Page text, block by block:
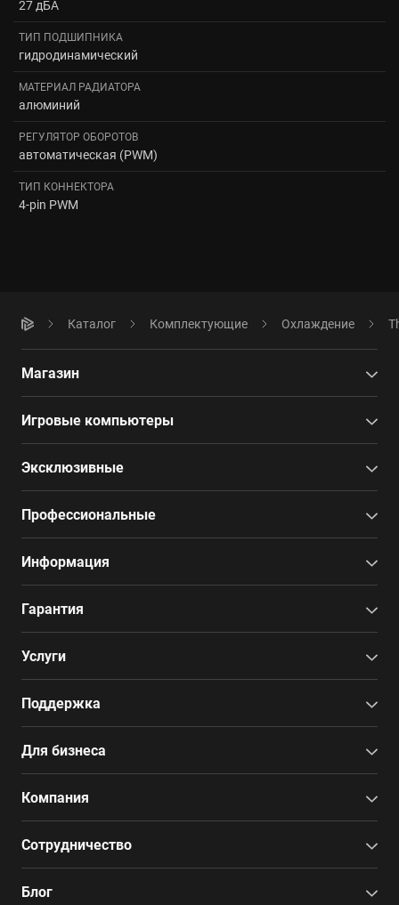
27 дБА
ТИП ПОДШИПНИКА
гидродинамический
МАТЕРИАЛ РАДИАТОРА
алюминий
РЕГУЛЯТОР ОБОРОТОВ
автоматическая (PWM)
ТИП КОННЕКТОРА
4-pin PWM
Каталог Комплектующие Охлаждение
Магазин
Игровые компьютеры
Эксклюзивные
Профессиональные
Информация
Гарантия
Услуги
Поддержка
Для бизнеса
Компания
Сотрудничество
Блог